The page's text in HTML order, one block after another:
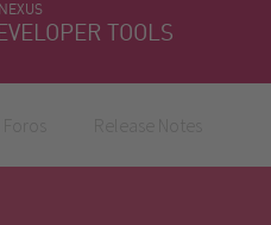
TOOLS